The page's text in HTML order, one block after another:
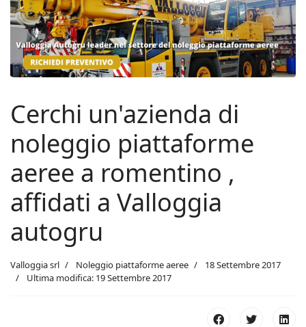
Cerchi un'azienda di
noleggio piattaforme
aeree a romentino ,
affidati a Valloggia
autogru
Valloggia srl Noleggio piattaforme aeree
18 Settembre 2017
Ultima modifica: 19 Settembre 2017